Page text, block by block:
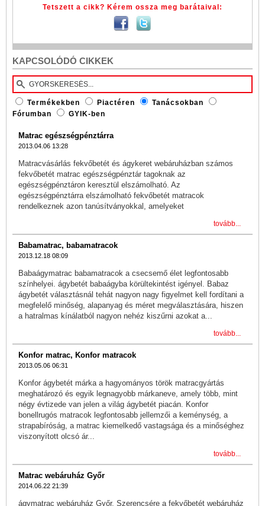
Tetszett a cikk? Kérem ossza meg barátaival:
KAPCSOLÓDÓ CIKKEK
Termékekben Piactéren
Tanácsokban
Fórumban
GYIK-ben
Matrac egészségpénztárra
2013.04.06 13:28
Matracvásárlás fekvőbetét és ágykeret webáruházban számos
fekvőbetét matrac egészségpénztár tagoknak az
egészségpénztáron keresztül elszámolható. Az
egészségpénztárra elszámolható fekvőbetét matracok
rendelkeznek azon tanúsítványokkal, amelyeket
tovább...
Babamatrac, babamatracok
2013.12.18 08:09
Babaágymatrac babamatracok a csecsemő élet legfontosabb
színhelyei. ágybetét babaágyba körültekintést igényel. Babaz
ágybetét választásnál tehát nagyon nagy figyelmet kell fordítani a
megfelelő minőség, alapanyag és méret megválasztására, hiszen
a hatralmas kínálatból nagyon nehéz kiszűrni azokat a...
tovább...
Konfor matrac, Konfor matracok
2013.05.06 06:31
Konfor ágybetét márka a hagyományos török matracgyártás
meghatározó és egyik legnagyobb márkaneve, amely több, mint
négy évtizede van jelen a világ ágybetét piacán. Konfor
bonellrugós matracok legfontosabb jellemzői a keménység, a
strapabíróság, a matrac kiemelkedő vastagsága és a minőséghez
viszonyított olcsó ár...
tovább...
Matrac webáruház Győr
2014.06.22 21:39
ágymatrac webáruház Győr. Szerencsére a fekvőbetét webáruház